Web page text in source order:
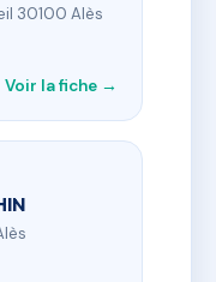
30100 Alès
Voir la fiche →